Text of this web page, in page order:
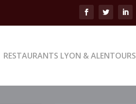
RESTAURANTS LYON & ALENTOURS